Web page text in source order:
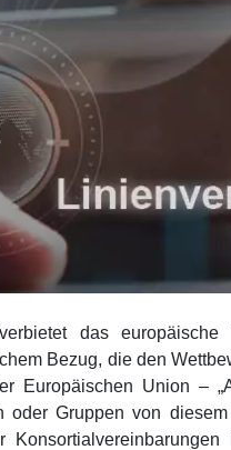
das europäische
Bezug, die den
Europäischen Union –
oder Gruppen von